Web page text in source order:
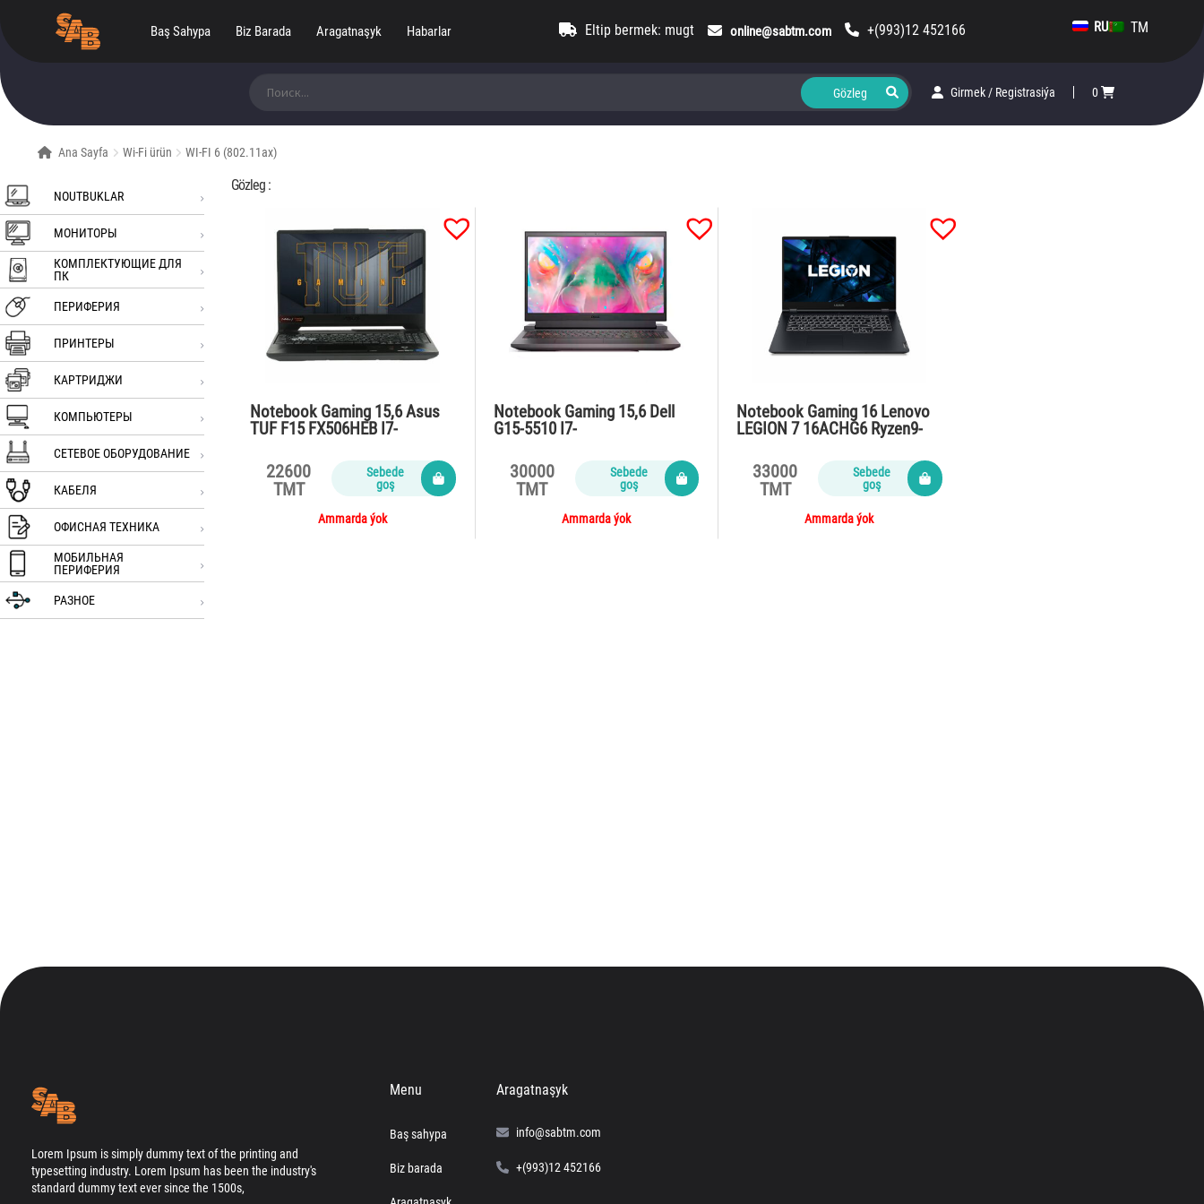
Baş Sahypa Biz Barada Aragatnaşyk Habarlar Eltip bermek: mugt online@sabtm.com +(993)12 452166 RU TM
Girmek / Registrasiýa 0
Ana Sayfa Wi-Fi ürün WI-FI 6 (802.11ax)
NOUTBUKLAR
МОНИТОРЫ
КОМПЛЕКТУЮЩИЕ ДЛЯ
ПК
ПЕРИФЕРИЯ
ПРИНТЕРЫ
КАРТРИДЖИ
КОМПЬЮТЕРЫ
СЕТЕВОЕ ОБОРУДОВАНИЕ
КАБЕЛЯ
ОФИСНАЯ ТЕХНИКА
МОБИЛЬНАЯ
ПЕРИФЕРИЯ
РАЗНОЕ
Gözleg :
Notebook Gaming 15,6 Asus
TUF F15 FX506HEB I7-
22600
TMT
Sebede
goş
Ammarda ýok
Notebook Gaming 15,6 Dell
G15-5510 I7-
30000
TMT
Sebede
goş
Ammarda ýok
Notebook Gaming 16 Lenovo
LEGION 7 16ACHG6 Ryzen9-
33000
TMT
Sebede
goş
Ammarda ýok
Lorem Ipsum is simply dummy text of the printing and
typesetting industry. Lorem Ipsum has been the industry's
standard dummy text ever since the 1500s,
Menu
Baş sahypa
Biz barada
Aragatnaşyk
info@sabtm.com
+(993)12 452166